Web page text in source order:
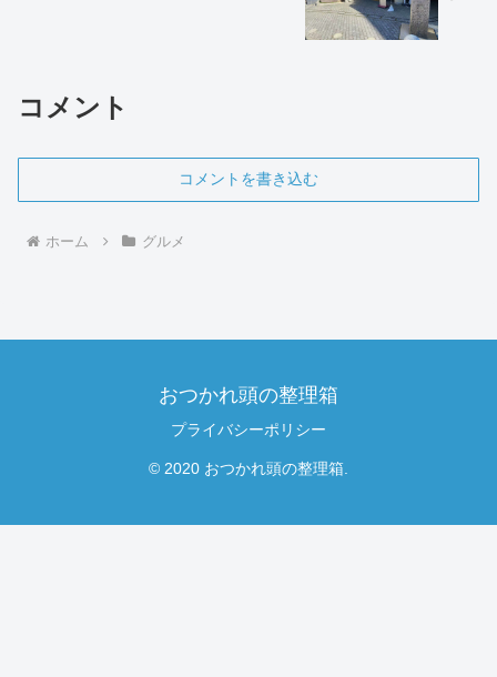
コメント
コメントを書き込む
ホーム グルメ
おつかれ頭の整理箱
プライバシーポリシー
© 2020 おつかれ頭の整理箱.